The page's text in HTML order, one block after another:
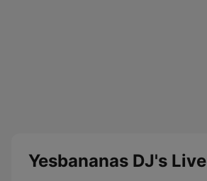
Yesbananas DJ's Live